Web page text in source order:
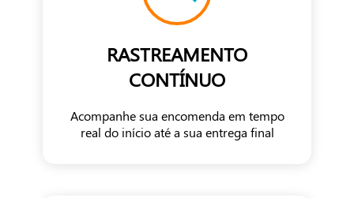
RASTREAMENTO
CONTÍNUO
Acompanhe sua encomenda em tempo
real do início até a sua entrega final